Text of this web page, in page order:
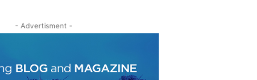
- Advertisment -